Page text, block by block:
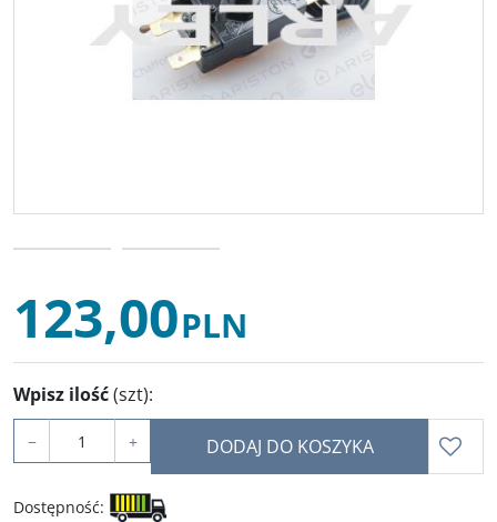
123,00PLN
Wpisz ilość(szt):
− + DODAJ DO KOSZYKA
Dostępność: